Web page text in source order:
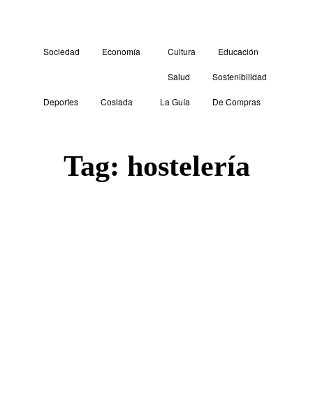
Sociedad Economía Cultura Educación
Salud Sostenibilidad
Deportes Coslada La Guía De Compras
Tag: hostelería